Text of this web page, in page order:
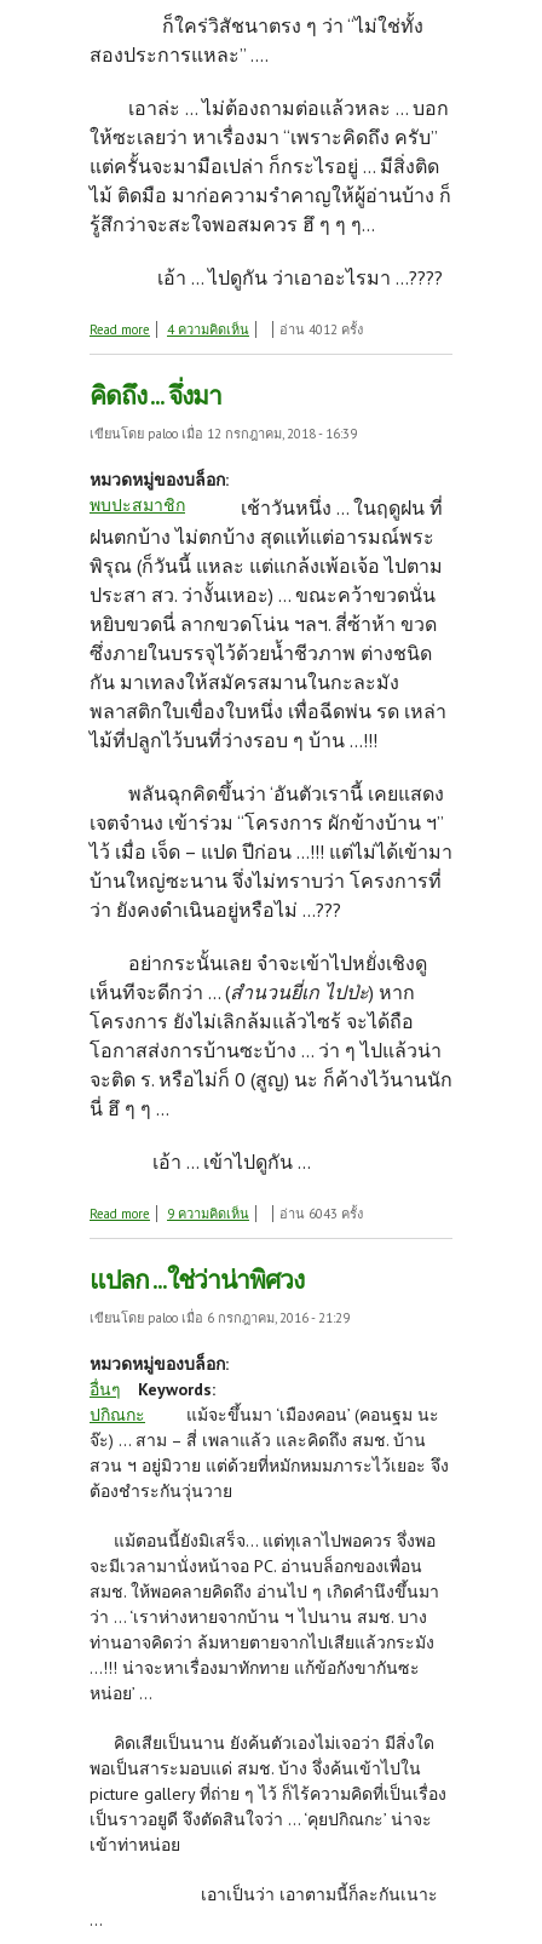
ก็ใคร่วิสัชนาตรง ๆ ว่า “ไม่ใช่ทั้ง
สองประการแหละ” ....
เอาล่ะ ... ไม่ต้องถามต่อแล้วหละ ... บอก
ให้ซะเลยว่า หาเรื่องมา “เพราะคิดถึง ครับ”
แต่ครั้นจะมามือเปล่า ก็กระไรอยู่ ... มีสิ่งติด
ไม้ ติดมือ มาก่อความรำคาญให้ผู้อ่านบ้าง ก็
รู้สึกว่าจะสะใจพอสมควร ฮึ ๆ ๆ ๆ...
เอ้า ... ไปดูกัน ว่าเอาอะไรมา ...????
Read more about หาเรื่อง... มาคุย
4 ความคิดเห็น อ่าน 4012 ครั้ง
คิดถึง ... จึ่งมา
เขียนโดย paloo เมื่อ 12 กรกฎาคม, 2018 - 16:39
หมวดหมู่ของบล็อก:
พบปะสมาชิก
เช้าวันหนึ่ง ... ในฤดูฝน ที่
ฝนตกบ้าง ไม่ตกบ้าง สุดแท้แต่อารมณ์พระ
พิรุณ (ก็วันนี้ แหละ แต่แกล้งเพ้อเจ้อ ไปตาม
ประสา สว. ว่างั้นเหอะ) ... ขณะคว้าขวดนั่น
หยิบขวดนี่ ลากขวดโน่น ฯลฯ. สี่ซ้าห้า ขวด
ซึ่งภายในบรรจุไว้ด้วยน้ำชีวภาพ ต่างชนิด
กัน มาเทลงให้สมัครสมานในกะละมัง
พลาสติกใบเขื่องใบหนึ่ง เพื่อฉีดพ่น รด เหล่า
ไม้ที่ปลูกไว้บนที่ว่างรอบ ๆ บ้าน ...!!!
พลันฉุกคิดขึ้นว่า ‘อันตัวเรานี้ เคยแสดง
เจตจำนง เข้าร่วม “โครงการ ผักข้างบ้าน ฯ”
ไว้ เมื่อ เจ็ด – แปด ปีก่อน …!!! แต่ไม่ได้เข้ามา
บ้านใหญ่ซะนาน จึ่งไม่ทราบว่า โครงการที่
ว่า ยังคงดำเนินอยู่หรือไม่ ...???
อย่ากระนั้นเลย จำจะเข้าไปหยั่งเชิงดู
เห็นทีจะดีกว่า ... (สำนวนยี่เก ไปป่ะ) หาก
โครงการ ยังไม่เลิกล้มแล้วไซร้ จะได้ถือ
โอกาสส่งการบ้านซะบ้าง ... ว่า ๆ ไปแล้วน่า
จะติด ร. หรือไม่ก็ 0 (สูญ) นะ ก็ค้างไว้นานนัก
นี่ ฮึ ๆ ๆ ...
เอ้า ... เข้าไปดูกัน ...
Read more about คิดถึง ... จึ่งมา
9 ความคิดเห็น อ่าน 6043 ครั้ง
แปลก ...ใช่ว่าน่าพิศวง
เขียนโดย paloo เมื่อ 6 กรกฎาคม, 2016 - 21:29
หมวดหมู่ของบล็อก:
อื่นๆ
Keywords:
ปกิณกะ
แม้จะขึ้นมา ‘เมืองคอน’ (คอนฐม นะ
จ๊ะ) ... สาม – สี่ เพลาแล้ว และคิดถึง สมช. บ้าน
สวน ฯ อยู่มิวาย แต่ด้วยที่หมักหมมภาระไว้เยอะ จึง
ต้องชำระกันวุ่นวาย
แม้ตอนนี้ยังมิเสร็จ... แต่ทุเลาไปพอควร จึ่งพอ
จะมีเวลามานั่งหน้าจอ PC. อ่านบล็อกของเพื่อน
สมช. ให้พอคลายคิดถึง อ่านไป ๆ เกิดคำนึงขึ้นมา
ว่า ... ‘เราห่างหายจากบ้าน ฯ ไปนาน สมช. บาง
ท่านอาจคิดว่า ล้มหายตายจากไปเสียแล้วกระมัง
...!!! น่าจะหาเรื่องมาทักทาย แก้ข้อกังขากันซะ
หน่อย’ ...
คิดเสียเป็นนาน ยังค้นตัวเองไม่เจอว่า มีสิ่งใด
พอเป็นสาระมอบแด่ สมช. บ้าง จึ่งค้นเข้าไปใน
picture gallery ที่ถ่าย ๆ ไว้ ก็ไร้ความคิดที่เป็นเรื่อง
เป็นราวอยูดี จึงตัดสินใจว่า ... ‘คุยปกิณกะ’ น่าจะ
เข้าท่าหน่อย
เอาเป็นว่า เอาตามนี้ก็ละกันเนาะ
...